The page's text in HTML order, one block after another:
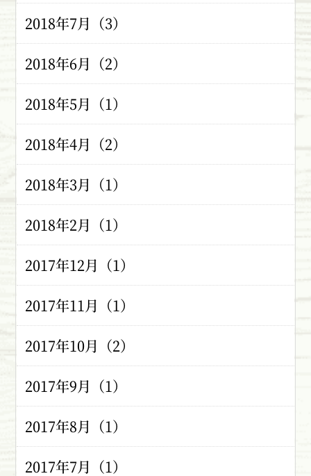
2018年7月（3）
2018年6月（2）
2018年5月（1）
2018年4月（2）
2018年3月（1）
2018年2月（1）
2017年12月（1）
2017年11月（1）
2017年10月（2）
2017年9月（1）
2017年8月（1）
2017年7月（1）